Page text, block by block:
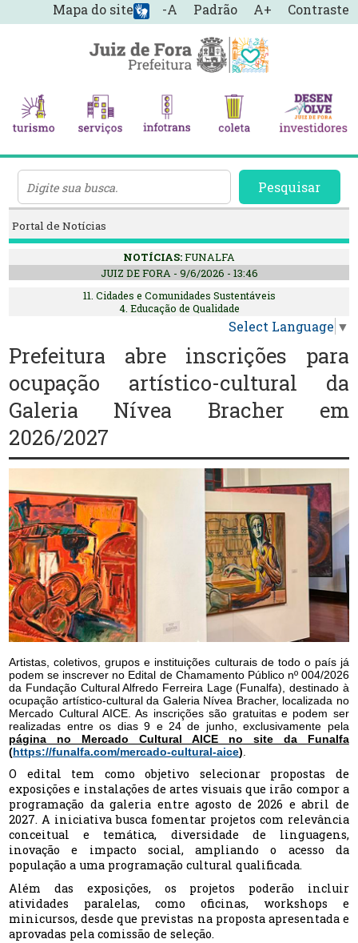
-A Padrão A+ Contraste
Mapa do site
Pesquisar
Portal de Notícias
NOTÍCIAS:FUNALFA
JUIZ DE FORA - 9/6/2026 - 13:46
11. Cidades e Comunidades Sustentáveis
4. Educação de Qualidade
Select Language ▼
Prefeitura abre inscrições para
ocupação artístico-cultural da
Galeria Nívea Bracher em
2026/2027
Artistas, coletivos, grupos e instituições culturais de todo o país já
podem se inscrever no Edital de Chamamento Público nº 004/2026
da Fundação Cultural Alfredo Ferreira Lage (Funalfa), destinado à
ocupação artístico-cultural da Galeria Nívea Bracher, localizada no
Mercado Cultural AICE. As inscrições são gratuitas e podem ser
realizadas entre os dias 9 e 24 de junho, exclusivamente pela
página no Mercado Cultural AICE no site da Funalfa
(https://funalfa.com/mercado-cultural-aice).
O edital tem como objetivo selecionar propostas de
exposições e instalações de artes visuais que irão compor a
programação da galeria entre agosto de 2026 e abril de
2027. A iniciativa busca fomentar projetos com relevância
conceitual e temática, diversidade de linguagens,
inovação e impacto social, ampliando o acesso da
população a uma programação cultural qualificada.
Além das exposições, os projetos poderão incluir
atividades paralelas, como oficinas, workshops e
minicursos, desde que previstas na proposta apresentada e
aprovadas pela comissão de seleção.